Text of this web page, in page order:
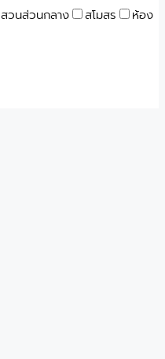
สวนส่วนกลาง สโมสร
ห้อง